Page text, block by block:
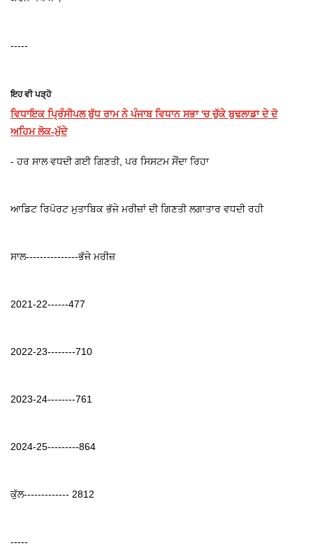
-----
ਇਹ ਵੀ ਪੜ੍ਹੋ
ਵਿਧਾਇਕ ਪ੍ਰਿੰਸੀਪਲ ਬੁੱਧ ਰਾਮ ਨੇ ਪੰਜਾਬ ਵਿਧਾਨ ਸਭਾ 'ਚ ਚੁੱਕੇ ਬੁਢਲਾਡਾ ਦੇ ਦੋ
ਅਹਿਮ ਲੋਕ-ਮੁੱਦੇ
- ਹਰ ਸਾਲ ਵਧਦੀ ਗਈ ਗਿਣਤੀ, ਪਰ ਸਿਸਟਮ ਸੌਂਦਾ ਰਿਹਾ
ਆਡਿਟ ਰਿਪੋਰਟ ਮੁਤਾਬਿਕ ਭੱਜੇ ਮਰੀਜ਼ਾਂ ਦੀ ਗਿਣਤੀ ਲਗਾਤਾਰ ਵਧਦੀ ਰਹੀ
ਸਾਲ---------------ਭੱਜੇ ਮਰੀਜ਼
2021-22------477
2022-23--------710
2023-24--------761
2024-25---------864
ਕੁੱਲ------------- 2812
-----